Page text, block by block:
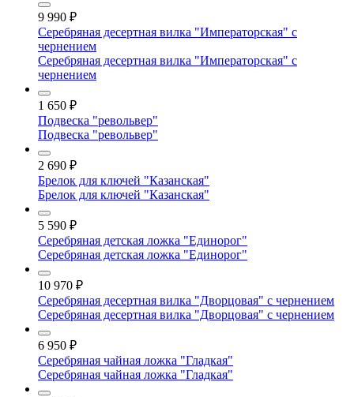
9 990 ₽
Серебряная десертная вилка "Императорская" с
чернением
Серебряная десертная вилка "Императорская" с
чернением
1 650 ₽
Подвеска "револьвер"
Подвеска "револьвер"
2 690 ₽
Брелок для ключей "Казанская"
Брелок для ключей "Казанская"
5 590 ₽
Серебряная детская ложка "Единорог"
Серебряная детская ложка "Единорог"
10 970 ₽
Серебряная десертная вилка "Дворцовая" с чернением
Серебряная десертная вилка "Дворцовая" с чернением
6 950 ₽
Серебряная чайная ложка "Гладкая"
Серебряная чайная ложка "Гладкая"